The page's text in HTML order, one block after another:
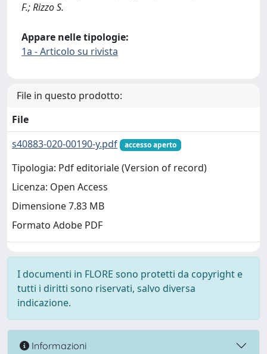
F.; Rizzo S.
Appare nelle tipologie:
1a - Articolo su rivista
File in questo prodotto:
File
s40883-020-00190-y.pdf
accesso aperto
Tipologia: Pdf editoriale (Version of record)
Licenza: Open Access
Dimensione 7.83 MB
Formato Adobe PDF
I documenti in FLORE sono protetti da copyright e
tutti i diritti sono riservati, salvo diversa
indicazione.
Informazioni